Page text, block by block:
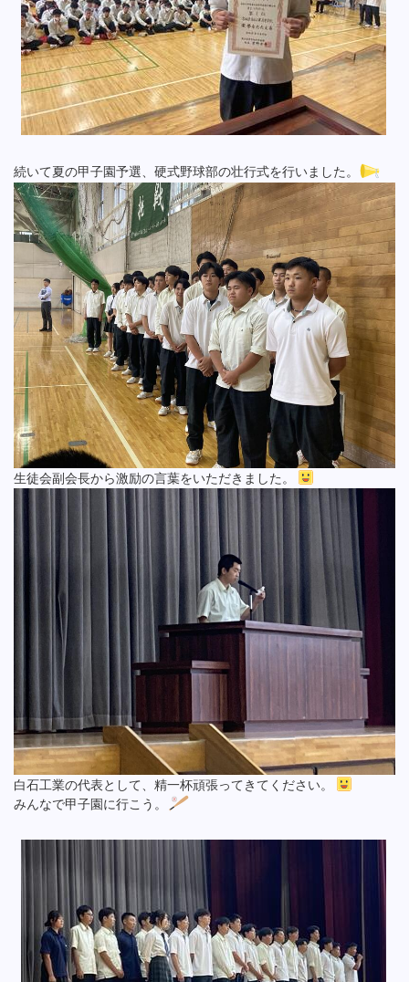
続いて夏の甲子園予選、硬式野球部の壮行式を行いました。
生徒会副会長から激励の言葉をいただきました。
白石工業の代表として、精一杯頑張ってきてください。
みんなで甲子園に行こう。